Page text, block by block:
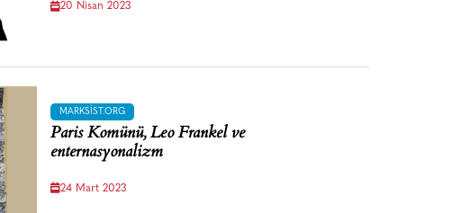
20 Nisan 2023
MARKSIST.ORG
Paris Komünü, Leo Frankel ve
enternasyonalizm
24 Mart 2023